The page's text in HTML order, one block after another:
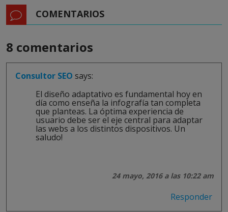
COMENTARIOS
8 comentarios
Consultor SEO says:
24 mayo, 2016 a las 10:22 am
El diseño adaptativo es fundamental hoy en
día como enseña la infografía tan completa
que planteas. La óptima experiencia de
usuario debe ser el eje central para adaptar
las webs a los distintos dispositivos. Un
saludo!
Responder